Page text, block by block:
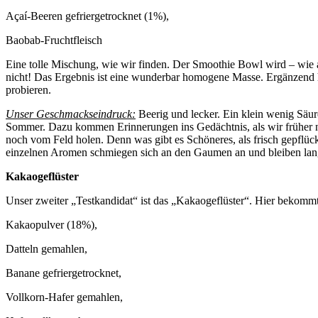
Açaí-Beeren gefriergetrocknet (1%),
Baobab-Fruchtfleisch
Eine tolle Mischung, wie wir finden. Der Smoothie Bowl wird – wie
nicht! Das Ergebnis ist eine wunderbar homogene Masse.
probieren.
Unser Geschmackseindruck: Beerig und lecker. Ein klein wenig
Sommer. Dazu kommen Erinnerungen ins Gedächtnis, als wir
noch vom Feld holen. Denn was gibt es Schöneres, als frisch
einzelnen Aromen schmiegen sich an den Gaumen an und bleiben
Kakaogeflüster
Unser zweiter „Testkandidat“ ist das „Kakaogeflüster“. Hier
Kakaopulver (18%),
Datteln gemahlen,
Banane gefriergetrocknet,
Vollkorn-Hafer gemahlen,